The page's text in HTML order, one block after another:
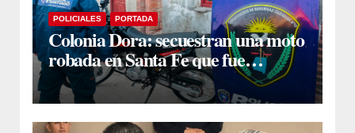
POLICIALES PORTADA
Colonia Dora: secuestran una moto
robada en Santa Fe que fue
comprada a un desconocido al
costado de la ruta